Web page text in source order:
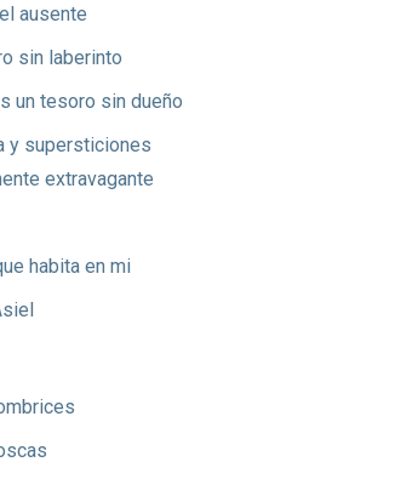
ausente
sin laberinto
un tesoro sin dueño
y supersticiones
extravagante
habita en mi